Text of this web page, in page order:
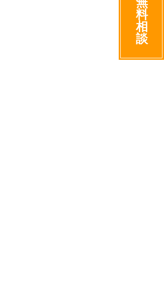
料
相
談